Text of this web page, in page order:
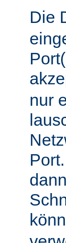
Die
nur